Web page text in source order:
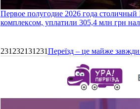
Первое полугодие 2026 года
комплексом, уплатили 305,4 млн грн
231232131231Переїзд – це майже